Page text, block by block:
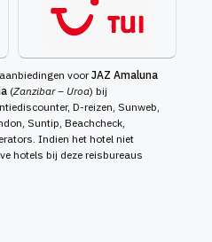
voorJAZ Amaluna
(Zanzibar – Uroa) bij
D-reizen, Sunweb,
Suntip, Beachcheck,
Indien het hotel niet
hotels bij deze reisbureaus